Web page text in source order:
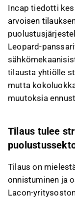
Tilaus
vuotuinen
reilu
MEUR:n
kasvava ala,
laajenevan
syventää
pieni, eikä
ennusteisiin.
liittyvää
Incap tiedotti
arvoisen
Leopard-
tilausta yhtiölle
mutta
muutoksia
Tilaus tulee
Tilaus on
onnistuminen ja
Lacon-